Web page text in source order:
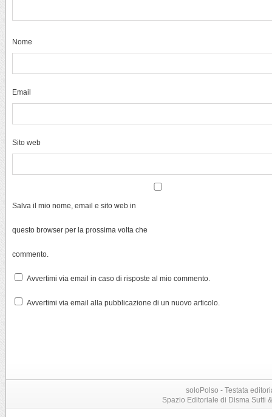
Nome
Email
Sito web
Salva il mio nome, email e sito web in
questo browser per la prossima volta che
commento.
Avvertimi via email in caso di risposte al mio commento.
Avvertimi via email alla pubblicazione di un nuovo articolo.
soloPolso - Testata
Spazio Editoriale di Disma Sutti